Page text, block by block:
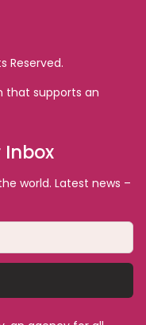
Reserved.
that supports an
Inbox
world. Latest news –